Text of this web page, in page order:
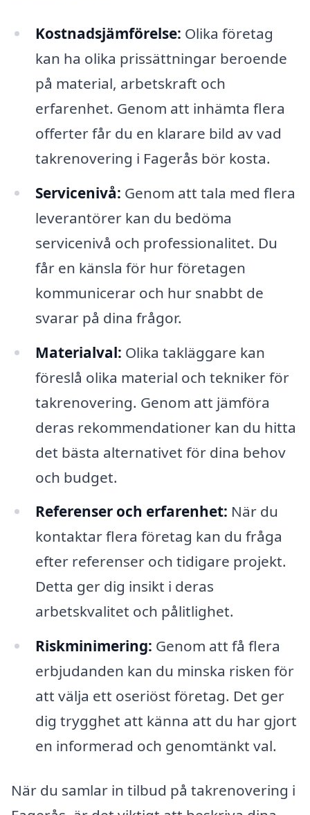
Kostnadsjämförelse: Olika företag
kan ha olika prissättningar beroende
på material, arbetskraft och
erfarenhet. Genom att inhämta flera
offerter får du en klarare bild av vad
takrenovering i Fagerås bör kosta.
Servicenivå: Genom att tala med flera
leverantörer kan du bedöma
servicenivå och professionalitet. Du
får en känsla för hur företagen
kommunicerar och hur snabbt de
svarar på dina frågor.
Materialval: Olika takläggare kan
föreslå olika material och tekniker för
takrenovering. Genom att jämföra
deras rekommendationer kan du hitta
det bästa alternativet för dina behov
och budget.
Referenser och erfarenhet: När du
kontaktar flera företag kan du fråga
efter referenser och tidigare projekt.
Detta ger dig insikt i deras
arbetskvalitet och pålitlighet.
Riskminimering: Genom att få flera
erbjudanden kan du minska risken för
att välja ett oseriöst företag. Det ger
dig trygghet att känna att du har gjort
en informerad och genomtänkt val.
När du samlar in tilbud på takrenovering i